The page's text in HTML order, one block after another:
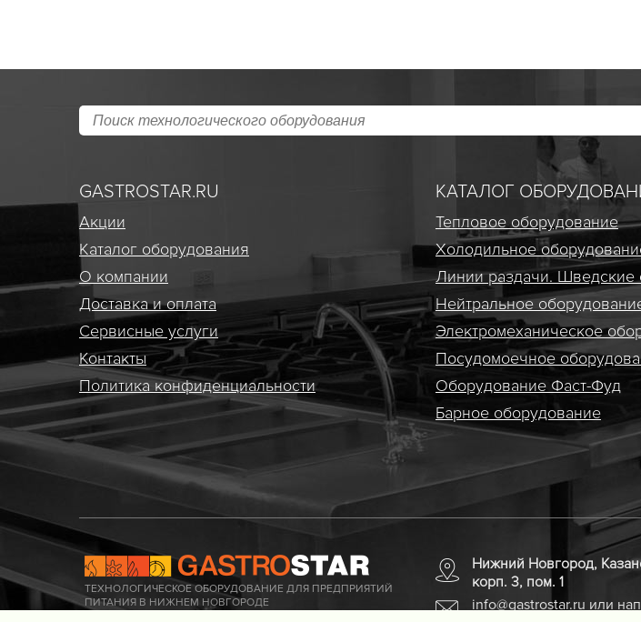
GASTROSTAR.RU
Акции
Каталог оборудования
О компании
Доставка и оплата
Сервисные услуги
Контакты
Политика конфиденциальности
КАТАЛОГ
Тепловое оборудование
Холодильное
Линии раздачи. Шведские
Нейтральное
Электро­механическое
Посудомоечное
Оборудование Фаст-Фуд
Барное оборудование
ТЕХНОЛОГИЧЕСКОЕ ОБОРУДОВАНИЕ ДЛЯ ПРЕДПРИЯТИЙ
ПИТАНИЯ В НИЖНЕМ НОВГОРОДЕ
Нижний Новгород,
корп. 3, пом. 1
info@gastrostar.ru или